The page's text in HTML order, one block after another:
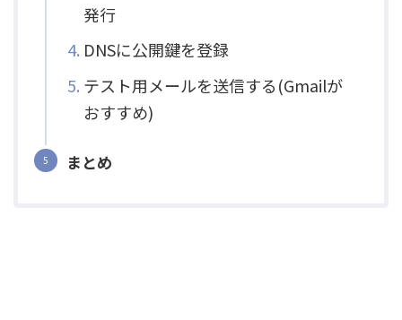
発行
DNSに公開鍵を登録
テスト用メールを送信する(Gmailが
おすすめ)
まとめ